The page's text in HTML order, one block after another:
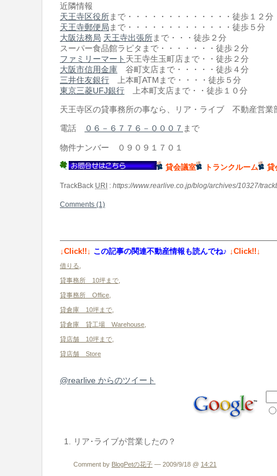
近隣情報
天王寺区役所まで・・・・・・・・・・・・・徒歩１２分
天王寺郵便局 まで・・・・・・・・・・・・・徒歩５分
大阪法務局 天王寺出張所まで・・・徒歩２分
スーパー食品館ラピタまで・・・・・・・徒歩２分
ファミリーマート 天王寺生玉町店まで・・徒歩２分
大阪市信用金庫 谷町支店まで・・・・・徒歩４分
三井住友銀行 上本町ATMまで・・・・徒歩５分
東京三菱UFJ銀行 上本町支店まで・・徒歩１０分
天王寺区の貸事務所の事なら、リア・ライブ 不動産営業
電話 ０６－６７７６－０００７ まで
物件ナンバー ０９０９１７０１
貸会議室 トランクルーム 貸
TrackBack URI : https://www.rearlive.co.jp/blog/archives/10327/
Comments (1)
↓Click!!↓ この記事の関連不動産情報も読んでね♪ ↓Click!!↓
借りる
貸事務所 10坪まで
貸事務所 Office
貸倉庫 10坪まで
貸倉庫 貸工場 Warehouse
貸店舗 10坪まで
貸店舗 Store
@rearlive からのツイート
リア･ライブが営業したの？
Comment by BlogPetの花子 — 2009/9/18 @ 14:21